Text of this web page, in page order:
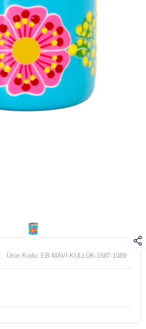
Ürün Kodu: EB-MAVİ-KÜLLÜK-1687-1089